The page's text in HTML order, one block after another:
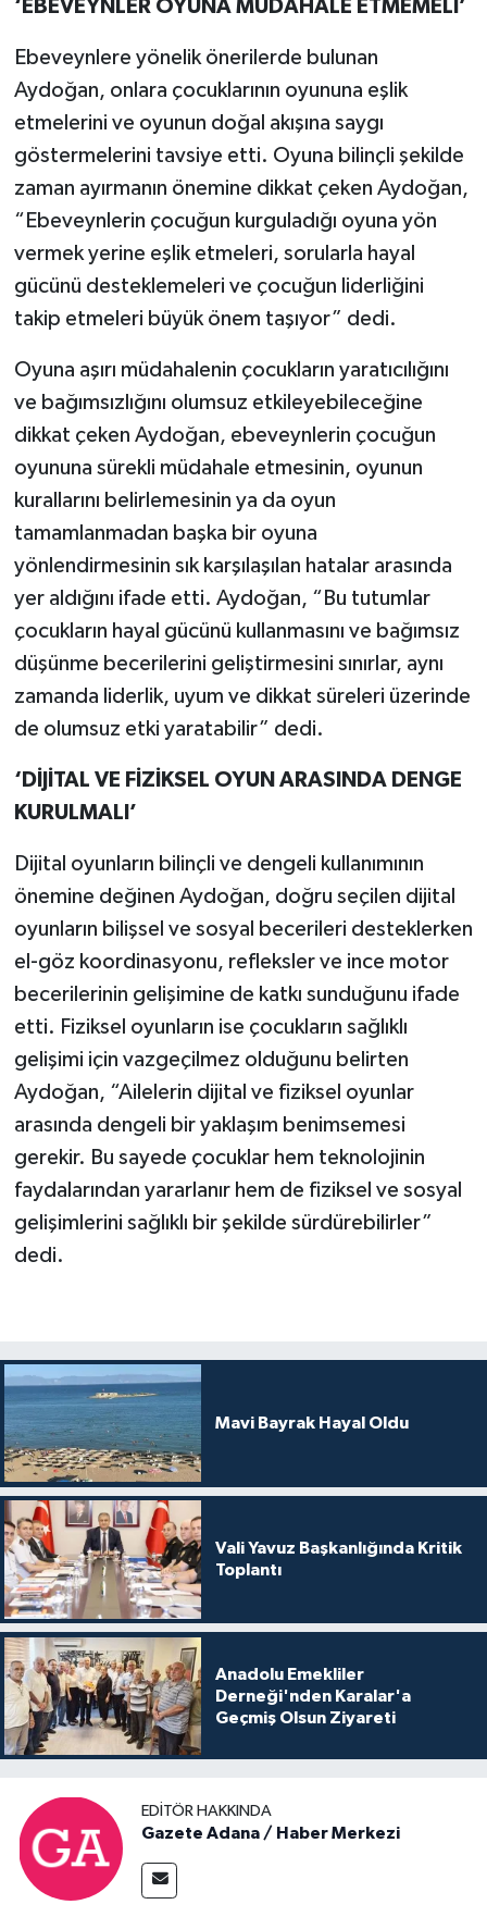
‘EBEVEYNLER OYUNA MÜDAHALE ETMEMELİ’
Ebeveynlere yönelik önerilerde bulunan
Aydoğan, onlara çocuklarının oyununa eşlik
etmelerini ve oyunun doğal akışına saygı
göstermelerini tavsiye etti. Oyuna bilinçli şekilde
zaman ayırmanın önemine dikkat çeken Aydoğan,
“Ebeveynlerin çocuğun kurguladığı oyuna yön
vermek yerine eşlik etmeleri, sorularla hayal
gücünü desteklemeleri ve çocuğun liderliğini
takip etmeleri büyük önem taşıyor” dedi.
Oyuna aşırı müdahalenin çocukların yaratıcılığını
ve bağımsızlığını olumsuz etkileyebileceğine
dikkat çeken Aydoğan, ebeveynlerin çocuğun
oyununa sürekli müdahale etmesinin, oyunun
kurallarını belirlemesinin ya da oyun
tamamlanmadan başka bir oyuna
yönlendirmesinin sık karşılaşılan hatalar arasında
yer aldığını ifade etti. Aydoğan, “Bu tutumlar
çocukların hayal gücünü kullanmasını ve bağımsız
düşünme becerilerini geliştirmesini sınırlar, aynı
zamanda liderlik, uyum ve dikkat süreleri üzerinde
de olumsuz etki yaratabilir” dedi.
‘DİJİTAL VE FİZİKSEL OYUN ARASINDA DENGE
KURULMALI’
Dijital oyunların bilinçli ve dengeli kullanımının
önemine değinen Aydoğan, doğru seçilen dijital
oyunların bilişsel ve sosyal becerileri desteklerken
el-göz koordinasyonu, refleksler ve ince motor
becerilerinin gelişimine de katkı sunduğunu ifade
etti. Fiziksel oyunların ise çocukların sağlıklı
gelişimi için vazgeçilmez olduğunu belirten
Aydoğan, “Ailelerin dijital ve fiziksel oyunlar
arasında dengeli bir yaklaşım benimsemesi
gerekir. Bu sayede çocuklar hem teknolojinin
faydalarından yararlanır hem de fiziksel ve sosyal
gelişimlerini sağlıklı bir şekilde sürdürebilirler”
dedi.
Mavi Bayrak Hayal Oldu
Vali Yavuz Başkanlığında Kritik
Toplantı
Anadolu Emekliler
Derneği'nden Karalar'a
Geçmiş Olsun Ziyareti
EDITÖR HAKKINDA
Gazete Adana / Haber Merkezi